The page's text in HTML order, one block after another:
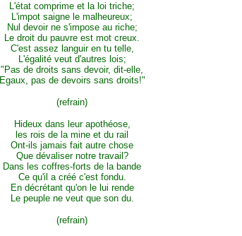
L'état comprime et la loi triche;
L'impot saigne le malheureux;
Nul devoir ne s'impose au riche;
Le droit du pauvre est mot creux.
C'est assez languir en tu telle,
L'égalité veut d'autres lois;
"Pas de droits sans devoir, dit-elle,
Egaux, pas de devoirs sans droits!"
(refrain)
Hideux dans leur apothéose,
les rois de la mine et du rail
Ont-ils jamais fait autre chose
Que dévaliser notre travail?
Dans les coffres-forts de la bande
Ce qu'il a créé c'est fondu.
En décrétant qu'on le lui rende
Le peuple ne veut que son du.
(refrain)